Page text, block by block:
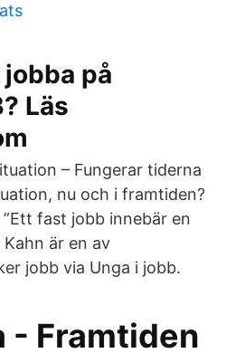
på
Läs
– Fungerar tiderna
nu och i framtiden?
fast jobb innebär en
Kahn är en av
jobb via Unga i jobb.
- Framtiden